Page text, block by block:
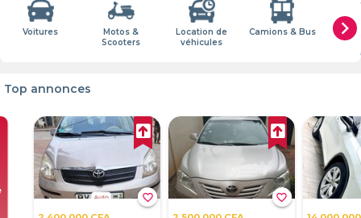
chevron_right
Voitures
Motos &
Scooters
Location de
véhicules
Camions & Bus
Top annonces
favorite_border favorite_border